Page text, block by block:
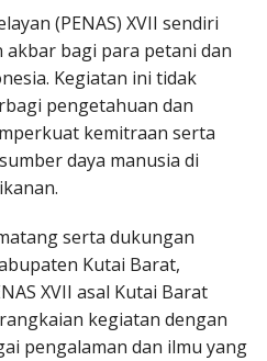
(PENAS) XVII sendiri
bagi para petani dan
Kegiatan ini tidak
pengetahuan dan
kemitraan serta
daya manusia di
serta dukungan
Kutai Barat,
XVII asal Kutai Barat
kegiatan dengan
pengalaman dan ilmu yang